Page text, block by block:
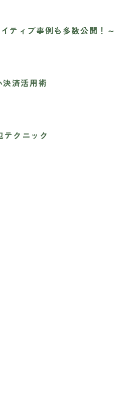
ティブ事例も多数公開！～
済活用術
テクニック